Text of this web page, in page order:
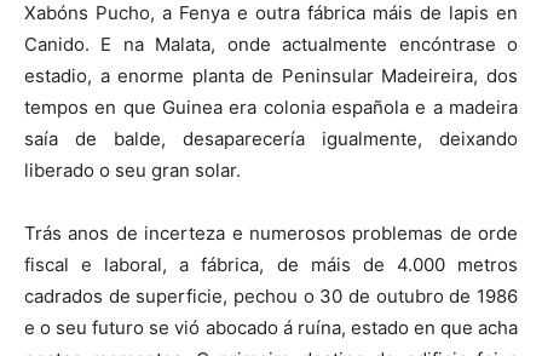
Xabóns Pucho, a Fenya e outra fábrica máis de lapis en
Canido. E na Malata, onde actualmente encóntrase o
estadio, a enorme planta de Peninsular Madeireira, dos
tempos en que Guinea era colonia española e a madeira
saía de balde, desaparecería igualmente, deixando
liberado o seu gran solar.
Trás anos de incerteza e numerosos problemas de orde
fiscal e laboral, a fábrica, de máis de 4.000 metros
cadrados de superficie, pechou o 30 de outubro de 1986
e o seu futuro se vió abocado á ruína, estado en que acha